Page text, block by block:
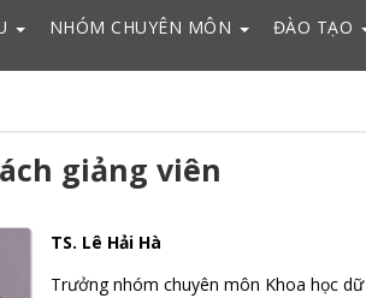
NHÓM CHUYÊN MÔN ĐÀO TẠO
giảng viên
TS. Lê Hải Hà
Trưởng nhóm chuyên môn Khoa học dữ